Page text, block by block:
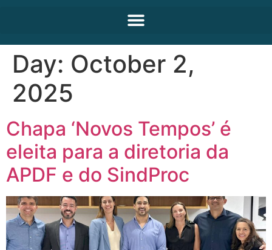
Day: October 2,
2025
Chapa ‘Novos Tempos’ é
eleita para a diretoria da
APDF e do SindProc